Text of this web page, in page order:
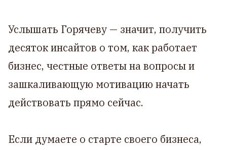
Услышать Горячеву — значит, получить
десяток инсайтов о том, как работает
бизнес, честные ответы на вопросы и
зашкаливающую мотивацию начать
действовать прямо сейчас.
Если думаете о старте своего бизнеса,